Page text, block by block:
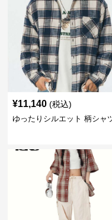
¥11,140 (税込)
ゆったりシルエット 柄シャ